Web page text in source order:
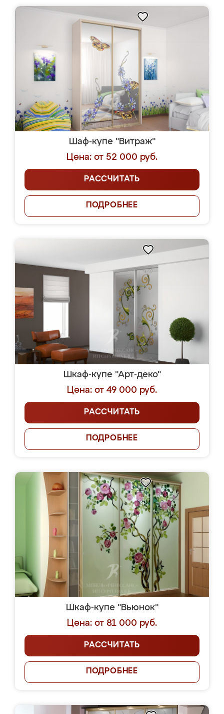
Шаф-купе "Витраж"
Цена: от 52 000 руб.
РАССЧИТАТЬ
ПОДРОБНЕЕ
Шкаф-купе "Арт-деко"
Цена: от 49 000 руб.
РАССЧИТАТЬ
ПОДРОБНЕЕ
Шкаф-купе "Вьюнок"
Цена: от 81 000 руб.
РАССЧИТАТЬ
ПОДРОБНЕЕ